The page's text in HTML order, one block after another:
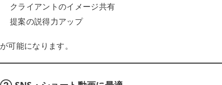
クライアントのイメージ共有
提案の説得力アップ
が可能になります。